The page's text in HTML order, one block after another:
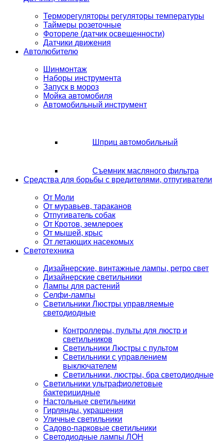
Терморегуляторы регуляторы температуры
Таймеры розеточные
Фотореле (датчик освещенности)
Датчики движения
Автолюбителю
Шинмонтаж
Наборы инструмента
Запуск в мороз
Мойка автомобиля
Автомобильный инструмент
Шприц автомобильный
Съемник масляного фильтра
Средства для борьбы с вредителями, отпугиватели
От Моли
От муравьев, тараканов
Отпугиватель собак
От Кротов, землероек
От мышей, крыс
От летающих насекомых
Светотехника
Дизайнерские, винтажные лампы, ретро свет
Дизайнерские светильники
Лампы для растений
Селфи-лампы
Светильники Люстры управляемые
светодиодные
Контроллеры, пульты для люстр и
светильников
Светильники Люстры с пультом
Светильники с управлением
выключателем
Светильники, люстры, бра светодиодные
Светильники ультрафиолетовые
бактерицидные
Настольные светильники
Гирлянды, украшения
Уличные светильники
Садово-парковые светильники
Светодиодные лампы ЛОН